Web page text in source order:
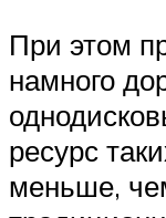
При этом
намного
ресурс
меньше,